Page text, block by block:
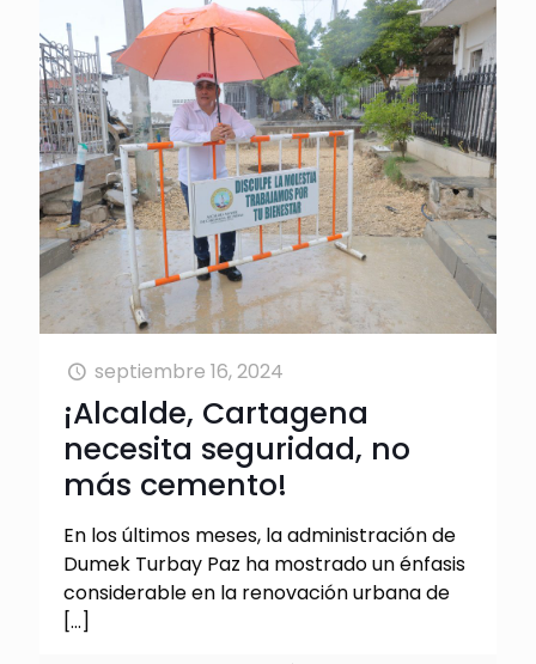
septiembre 16, 2024
¡Alcalde, Cartagena
necesita seguridad, no
más cemento!
En los últimos meses, la administración de
Dumek Turbay Paz ha mostrado un énfasis
considerable en la renovación urbana de
[…]